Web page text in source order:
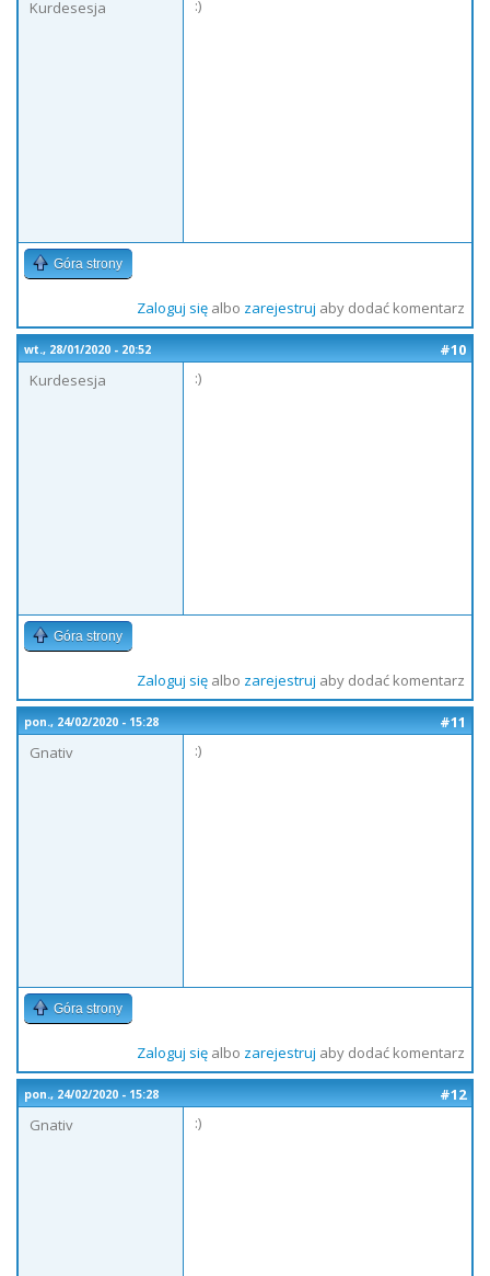
Kurdesesja :)
Góra strony
Zaloguj sięalbo zarejestruj aby dodać komentarz
wt., 28/01/2020 - 20:52
#10
Kurdesesja
:)
Góra strony
Zaloguj sięalbo zarejestruj aby dodać komentarz
pon., 24/02/2020 - 15:28
#11
Gnativ
:)
Góra strony
Zaloguj sięalbo zarejestruj aby dodać komentarz
pon., 24/02/2020 - 15:28
#12
Gnativ
:)